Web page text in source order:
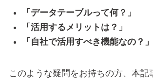
「データテーブルって何？」
「活用するメリットは？」
「自社で活用すべき機能なの？」
このような疑問をお持ちの方、本記